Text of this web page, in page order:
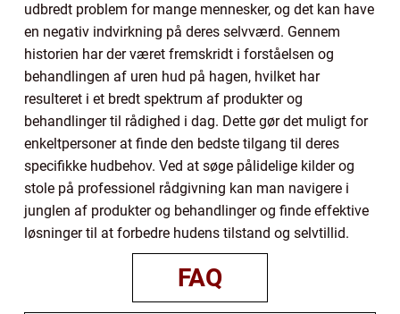
udbredt problem for mange mennesker, og det kan have
en negativ indvirkning på deres selvværd. Gennem
historien har der været fremskridt i forståelsen og
behandlingen af uren hud på hagen, hvilket har
resulteret i et bredt spektrum af produkter og
behandlinger til rådighed i dag. Dette gør det muligt for
enkeltpersoner at finde den bedste tilgang til deres
specifikke hudbehov. Ved at søge pålidelige kilder og
stole på professionel rådgivning kan man navigere i
junglen af produkter og behandlinger og finde effektive
løsninger til at forbedre hudens tilstand og selvtillid.
FAQ